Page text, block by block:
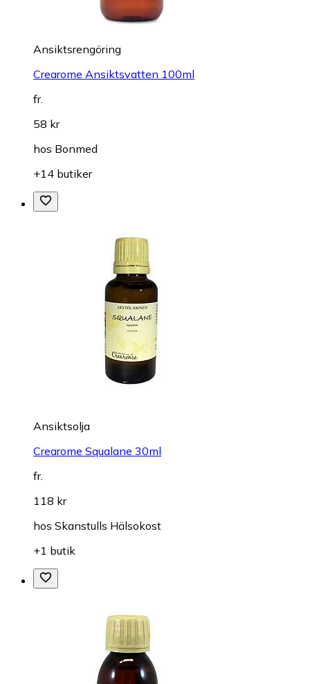
Ansiktsrengöring
Crearome Ansiktsvatten 100ml
fr.
58 kr
hos Bonmed
+14 butiker
Ansiktsolja
Crearome Squalane 30ml
fr.
118 kr
hos Skanstulls Hälsokost
+1 butik